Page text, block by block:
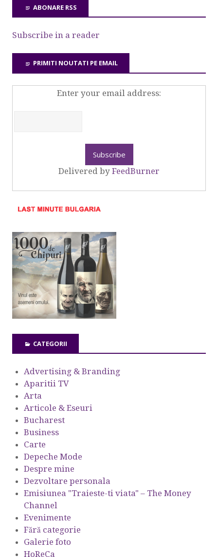
ABONARE RSS
Subscribe in a reader
PRIMITI NOUTATI PE EMAIL
Enter your email address:
Delivered by FeedBurner
CATEGORII
Advertising & Branding
Aparitii TV
Arta
Articole & Eseuri
Bucharest
Business
Carte
Depeche Mode
Despre mine
Dezvoltare personala
Emisiunea "Traieste-ti viata" – The Money
Channel
Evenimente
Fără categorie
Galerie foto
HoReCa